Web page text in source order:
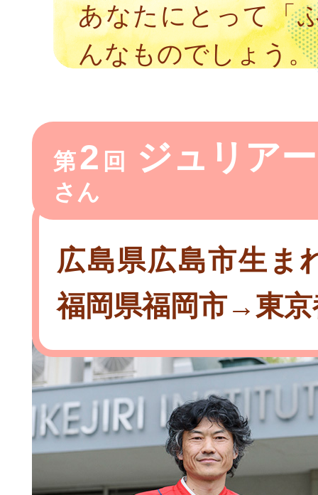
あなたにとって「
んなものでしょう。
第2 回 ジュリア
さん
広島県広島市生
福岡県福岡市→東京